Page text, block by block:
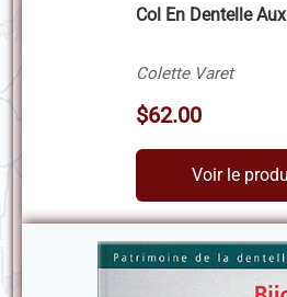
Col En Dentelle
Colette Varet
$62.00
Voir le